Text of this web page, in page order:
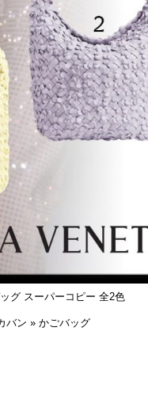
グ スーパーコピー 全2色
バン » かごバッグ